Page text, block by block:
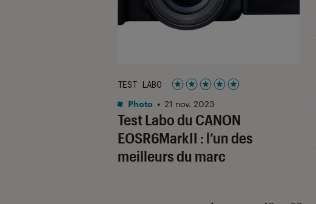
Test Labo du CANON
EOSR6MarkII : l’un des
meilleurs du marc
TEST LABO
Noté 5 étoiles sur 5
Photo • 21 nov. 2023